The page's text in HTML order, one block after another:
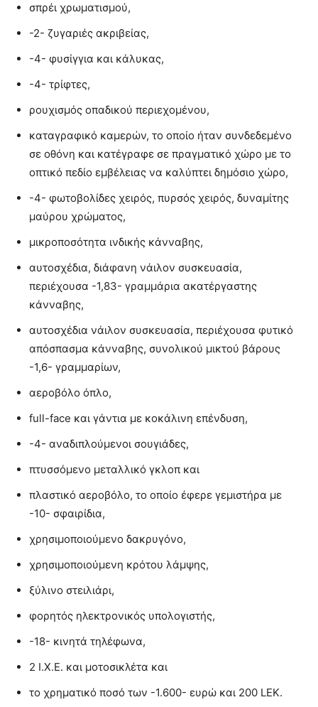
σπρέι χρωματισμού,
-2- ζυγαριές ακριβείας,
-4- φυσίγγια και κάλυκας,
-4- τρίφτες,
ρουχισμός οπαδικού περιεχομένου,
καταγραφικό καμερών, το οποίο ήταν συνδεδεμένο
σε οθόνη και κατέγραφε σε πραγματικό χώρο με το
οπτικό πεδίο εμβέλειας να καλύπτει δημόσιο χώρο,
-4- φωτοβολίδες χειρός, πυρσός χειρός, δυναμίτης
μαύρου χρώματος,
μικροποσότητα ινδικής κάνναβης,
αυτοσχέδια, διάφανη νάιλον συσκευασία,
περιέχουσα -1,83- γραμμάρια ακατέργαστης
κάνναβης,
αυτοσχέδια νάιλον συσκευασία, περιέχουσα φυτικό
απόσπασμα κάνναβης, συνολικού μικτού βάρους
-1,6- γραμμαρίων,
αεροβόλο όπλο,
full-face και γάντια με κοκάλινη επένδυση,
-4- αναδιπλούμενοι σουγιάδες,
πτυσσόμενο μεταλλικό γκλοπ και
πλαστικό αεροβόλο, το οποίο έφερε γεμιστήρα με
-10- σφαιρίδια,
χρησιμοποιούμενο δακρυγόνο,
χρησιμοποιούμενη κρότου λάμψης,
ξύλινο στειλιάρι,
φορητός ηλεκτρονικός υπολογιστής,
-18- κινητά τηλέφωνα,
2 Ι.Χ.Ε. και μοτοσικλέτα και
το χρηματικό ποσό των -1.600- ευρώ και 200 LEK.